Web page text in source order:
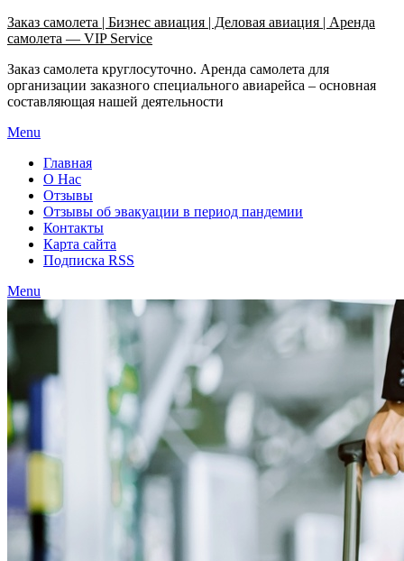
Заказ самолета | Бизнес авиация | Деловая авиация | Аренда
самолета — VIP Service
Заказ самолета круглосуточно. Аренда самолета для
организации заказного специального авиарейса – основная
составляющая нашей деятельности
Menu
Главная
О Нас
Отзывы
Отзывы об эвакуации в период пандемии
Контакты
Карта сайта
Подписка RSS
Menu